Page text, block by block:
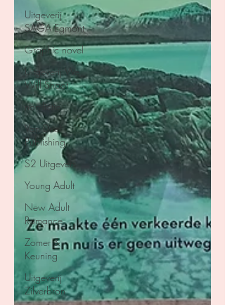
Uitgeverij
SAGA Egmont
Graphic novel
Uitgeverij We
Will Shoot
non-fictie
Van Driel
Publishing
S2 Uitgevers
Young Adult
New Adult
Romance
Zomer &
Keuning
Uitgeverij
Zilverbron